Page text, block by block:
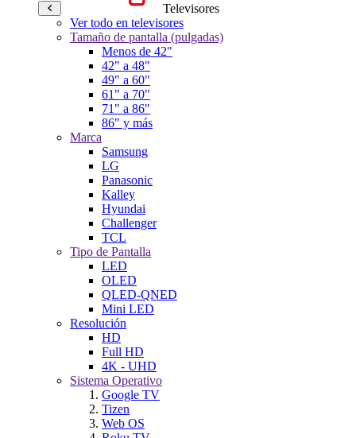
Televisores
Ver todo en televisores
Tamaño de pantalla (pulgadas)
Menos de 42"
42" a 48"
49" a 60"
61" a 70"
71" a 86"
86" y más
Marca
Samsung
LG
Panasonic
Kalley
Hyundai
Challenger
TCL
Tipo de Pantalla
LED
OLED
QLED-QNED
Mini LED
Resolución
HD
Full HD
4K - UHD
Sistema Operativo
Google TV
Tizen
Web OS